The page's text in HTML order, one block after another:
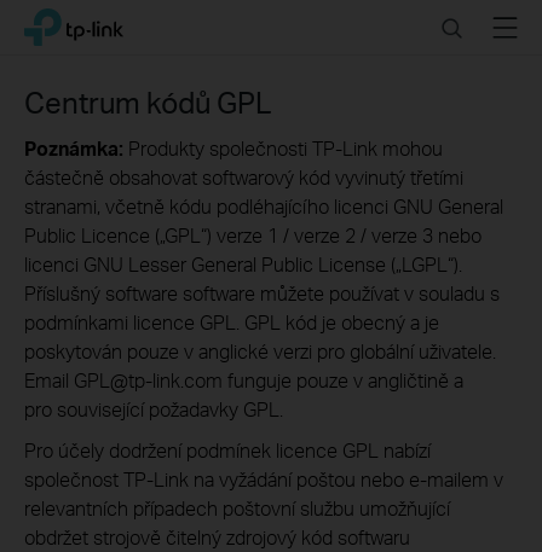
Click
navigation
TP-Link, Reliably Smart SearchMenu
Centrum kódů GPL
Poznámka: Produkty společnosti TP-Link mohou
částečně obsahovat softwarový kód vyvinutý třetími
stranami, včetně kódu podléhajícího licenci GNU General
Public Licence („GPL“) verze 1 / verze 2 / verze 3 nebo
licenci GNU Lesser General Public License („LGPL“).
Příslušný software software můžete používat v souladu s
podmínkami licence GPL. GPL kód je obecný a je
poskytován pouze v anglické verzi pro globální uživatele.
Email GPL@tp-link.com funguje pouze v angličtině a
pro související požadavky GPL.
Pro účely dodržení podmínek licence GPL nabízí
společnost TP-Link na vyžádání poštou nebo e-mailem v
relevantních případech poštovní službu umožňující
obdržet strojově čitelný zdrojový kód softwaru